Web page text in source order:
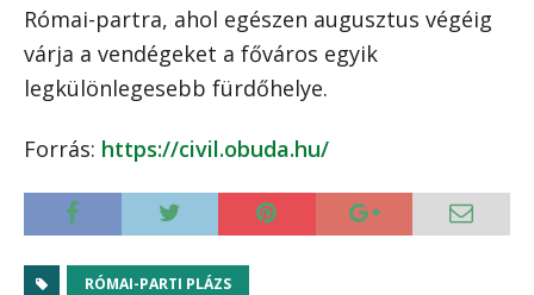
Római-partra, ahol egészen augusztus végéig
várja a vendégeket a főváros egyik
legkülönlegesebb fürdőhelye.
Forrás: https://civil.obuda.hu/
RÓMAI-PARTI PLÁZS